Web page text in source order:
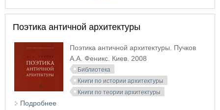
Поэтика античной архитектуры
Поэтика античной архитектуры. Пучков
А.А. Феникс. Киев. 2008
Библиотека
Книги по истории архитектуры
Книги по теории архитектуры
Подробнее